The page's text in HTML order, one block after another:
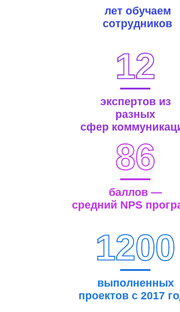
лет обучаем
сотрудников
12
экспертов из
разных
сфер
баллов —
средний NPS
86
1200
выполненных
проектов с 2017